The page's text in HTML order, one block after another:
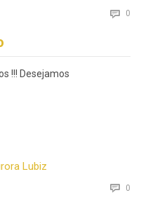
 0
!!! Desejamos
 0